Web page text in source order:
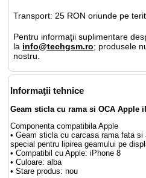
Transport: 25 RON oriunde pe
Pentru informaţii suplimentare
la info@techgsm.ro; produsele
nostru.
Informaţii tehnice
Geam sticla cu rama si OCA Apple
Componenta compatibila Apple
• Geam sticla cu carcasa rama fata
special pentru lipirea geamului pe
• Compatibil cu Apple: iPhone 8
• Culoare: alba
• Stare produs: nou